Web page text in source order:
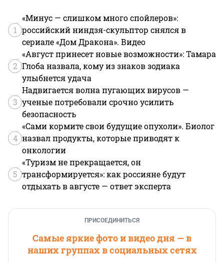
1
«Минус — слишком много спойлеров»:
российский ниндзя-скульптор снялся в
сериале «Дом Дракона». Видео
2
«Август принесет новые возможности»: Тамара
Глоба назвала, кому из знаков зодиака
улыбнется удача
3
Надвигается волна пугающих вирусов —
ученые потребовали срочно усилить
безопасность
4
«Сами кормите свои будущие опухоли». Биолог
назвал продукты, которые приводят к
онкологии
5
«Туризм не прекращается, он
трансформируется»: как россияне будут
отдыхать в августе — ответ эксперта
ПРИСОЕДИНИТЬСЯ
Самые яркие фото и видео дня — в
наших группах в социальных сетях